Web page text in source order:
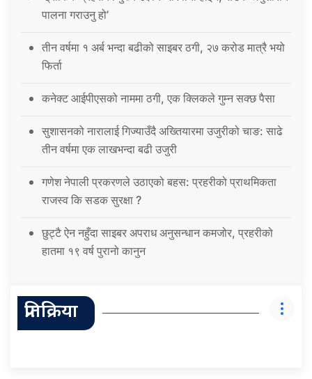
पालना गराउनु हो’
तीन वर्षमा १ अर्ब भन्दा बढीको साइबर ठगी, २७ करोड मात्रै भयो
फिर्ता
कनेक्ट आईपीएसको नाममा ठगी, एक क्लिकले गुम्न सक्छ पैसा
सुशासनको नारालाई गिज्याउँदै अख्तियारमा उजुरीको चाङ: साढे
तीन वर्षमा एक लाखभन्दा बढी उजुरी
गणेश नेपाली प्रकरणले उठाएको बहस: प्रहरीको प्राथमिकता
राजस्व कि सडक सुरक्षा ?
छुट्टै ऐन नहुँदा साइबर अपराध अनुसन्धान कमजोर, प्रहरीको
हातमा १९ वर्ष पुरानो कानुन
प्रतिक्रिया